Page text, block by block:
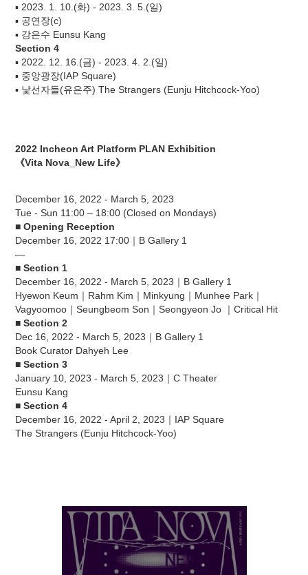
▪ 2023. 1. 10.(화) - 2023. 3. 5.(일)
▪ 공연장(c)
▪ 강은수 Eunsu Kang
Section 4
▪ 2022. 12. 16.(금) - 2023. 4. 2.(일)
▪ 중앙광장(IAP Square)
▪ 낯선자들(유은주) The Strangers (Eunju Hitchcock-Yoo)
2022 Incheon Art Platform PLAN Exhibition
《Vita Nova_New Life》
December 16, 2022 - March 5, 2023
Tue - Sun 11:00 – 18:00 (Closed on Mondays)
■ Opening Reception
December 16, 2022 17:00｜B Gallery 1
―
■ Section 1
December 16, 2022 - March 5, 2023｜B Gallery 1
Hyewon Keum｜Rahm Kim｜Minkyung｜Munhee Park｜
Vagyoomoo｜Seungbeom Son｜Seongyeon Jo ｜Critical Hit
■ Section 2
Dec 16, 2022 - March 5, 2023｜B Gallery 1
Book Curator Dahyeh Lee
■ Section 3
January 10, 2023 - March 5, 2023｜C Theater
Eunsu Kang
■ Section 4
December 16, 2022 - April 2, 2023｜IAP Square
The Strangers (Eunju Hitchcock-Yoo)